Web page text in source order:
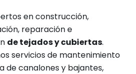
en construcción,
reparación e
de tejados y cubiertas.
servicios de mantenimiento
de canalones y bajantes,